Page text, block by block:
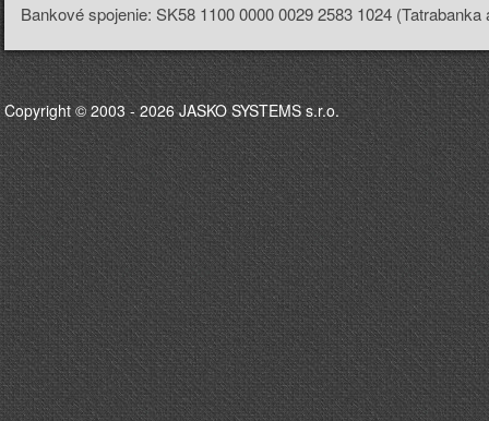
Copyright © 2003 - 2026JASKO SYSTEMS s.r.o.